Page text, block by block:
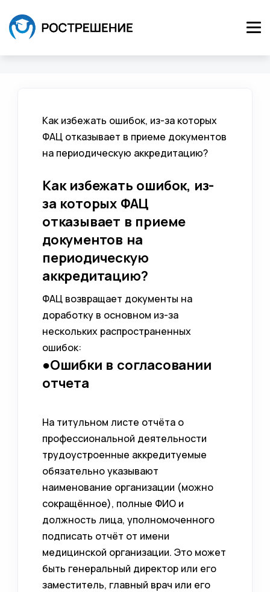
Как избежать ошибок, из-за которых
ФАЦ отказывает в приеме документов
на периодическую аккредитацию?
Как избежать ошибок, из-
за которых ФАЦ
отказывает в приеме
документов на
периодическую
аккредитацию?
ФАЦ возвращает документы на
доработку в основном из-за
нескольких распространенных
ошибок:
●Ошибки в согласовании
отчета
На титульном листе отчёта о
профессиональной деятельности
трудоустроенные аккредитуемые
обязательно указывают
наименование организации (можно
сокращённое), полные ФИО и
должность лица, уполномоченного
подписать отчёт от имени
медицинской организации. Это может
быть генеральный директор или его
заместитель, главный врач или его